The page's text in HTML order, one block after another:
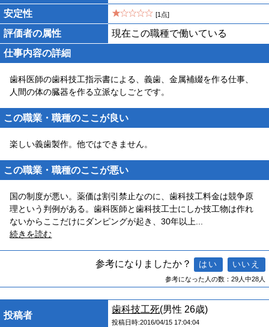
安定性 [1点]
評価者の属性
現在この職種で働いている
仕事内容の詳細
歯科医師の歯科技工指示書による、義歯、金属補綴を作る仕事、
人間の体の臓器を作る立派なしごとです。
この職業・職種のここが良い
楽しい義歯製作。他ではできません。
この職業・職種のここが悪い
国の制度が悪い。薬価は割引禁止なのに、歯科技工料金は競争原
理という判例がある。歯科医師と歯科技工士にしか技工物は作れ
ないからここだけにダンピングが起き、30年以上
続きを読む
参考になりましたか？
参考になった人の数：29人中28人
投稿者
歯科技工死(男性 26歳)
投稿日時:2016/04/15 17:04:04